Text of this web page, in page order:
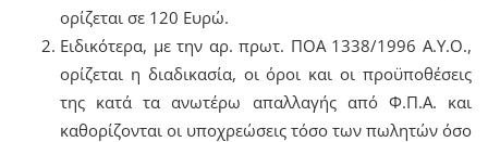
ορίζεται σε 120 Ευρώ.
Ειδικότερα, με την αρ. πρωτ. ΠΟΑ 1338/1996 Α.Υ.Ο.,
ορίζεται η διαδικασία, οι όροι και οι προϋποθέσεις
της κατά τα ανωτέρω απαλλαγής από Φ.Π.Α. και
καθορίζονται οι υποχρεώσεις τόσο των πωλητών όσο